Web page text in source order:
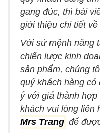
gang đúc, thì bài
giới thiệu chi tiết về
Với sứ mệnh nâng
chiến lược kinh
sản phẩm, chúng
quý khách hàng
ý với giá thành
khách vui lòng liên
Mrs Trang để